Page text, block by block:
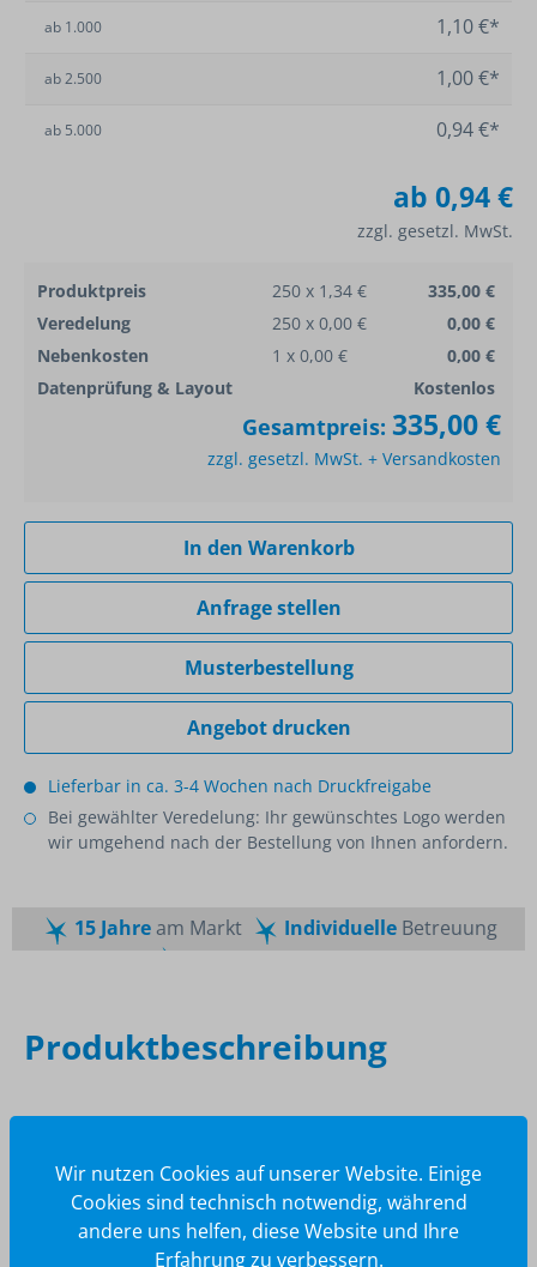
ab 1.000 1,10 €*
ab2.500 1,00 €*
ab 5.000 0,94 €*
ab 0,94 €
zzgl. gesetzl. MwSt.
Produktpreis 250 x 1,34 €
335,00 €
Veredelung
250 x 0,00 €
0,00 €
Nebenkosten
1 x 0,00 €
0,00 €
Datenprüfung & Layout
Kostenlos
Gesamtpreis: 335,00 €
zzgl. gesetzl. MwSt. + Versandkosten
In den Warenkorb
Anfrage stellen
Musterbestellung
Angebot drucken
Lieferbar in ca. 3-4 Wochen nach Druckfreigabe
Bei gewählter Veredelung: Ihr gewünschtes Logo werden
wir umgehend nach der Bestellung von Ihnen anfordern.
15 Jahream Markt IndividuelleBetreuung
Produktbeschreibung
„Backen ist Liebe!“ Mit diesen Backförmchen in
Pferdform aus Edelstahl (spülmaschinenfest) backt
man die Lieblingskekse zum…Mehr
Wir nutzen Cookies auf unserer Website. Einige
Cookies sind technisch notwendig, während
andere uns helfen, diese Website und Ihre
Erfahrung zu verbessern.